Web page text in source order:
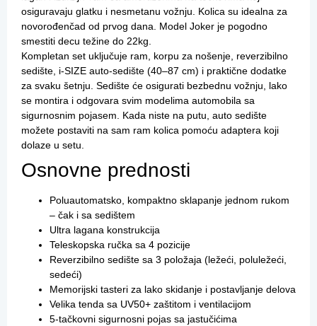
osiguravaju glatku i nesmetanu vožnju. Kolica su idealna za
novorođenčad od prvog dana. Model Joker je pogodno
smestiti decu težine do 22kg.
Kompletan set uključuje ram, korpu za nošenje, reverzibilno
sedište, i-SIZE auto-sedište (40–87 cm) i praktične dodatke
za svaku šetnju. Sedište će osigurati bezbednu vožnju, lako
se montira i odgovara svim modelima automobila sa
sigurnosnim pojasem. Kada niste na putu, auto sedište
možete postaviti na sam ram kolica pomoću adaptera koji
dolaze u setu.
Osnovne prednosti
Poluautomatsko, kompaktno sklapanje jednom rukom
– čak i sa sedištem
Ultra lagana konstrukcija
Teleskopska ručka sa 4 pozicije
Reverzibilno sedište sa 3 položaja (ležeći, poluležeći,
sedeći)
Memorijski tasteri za lako skidanje i postavljanje delova
Velika tenda sa UV50+ zaštitom i ventilacijom
5-tačkovni sigurnosni pojas sa jastučićima